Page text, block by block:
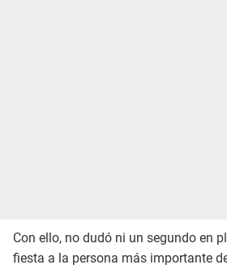
Con ello, no dudó ni un segundo en
fiesta a la persona más importante